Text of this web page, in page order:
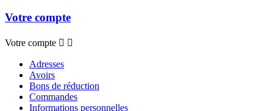
Votre compte
Votre compte  
Adresses
Avoirs
Bons de réduction
Commandes
Informations personnelles